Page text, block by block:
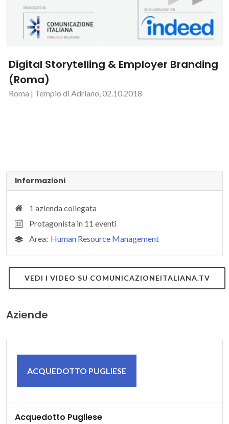
Digital Storytelling & Employer Branding
(Roma)
Roma | Tempio di Adriano, 02.10.2018
Informazioni
1 azienda collegata
Protagonista in 11 eventi
Area: Human Resource Management
VEDI I VIDEO SU COMUNICAZIONEITALIANA.TV
Aziende
ACQUEDOTTO PUGLIESE
Acquedotto Pugliese